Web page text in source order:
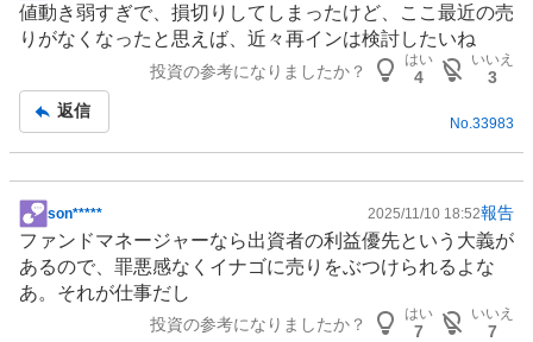
示
板
値動き弱すぎで、損切りしてしまったけど、ここ最近の売
りがなくなったと思えば、近々再インは検討したいね
投資の参考になりましたか？
はい
4
いいえ
3
返信
No. 33983
掲
示
板
記
son***** 2025/11/10 18:52報告
ファンドマネージャーなら出資者の利益優先という大義が
あるので、罪悪感なくイナゴに売りをぶつけられるよな
あ。それが仕事だし
投資の参考になりましたか？
はい
7
いいえ
7